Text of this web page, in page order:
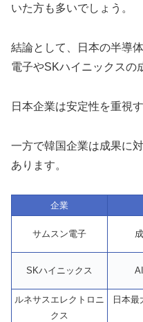
いた方も多いでしょう。
結論として、日本の半導
電子やSKハイニックスの
日本企業は安定性を重視
一方で韓国企業は成果に
あります。
企業
サムスン電子
SKハイニックス
ルネサスエレクトロニ
クス
日本最